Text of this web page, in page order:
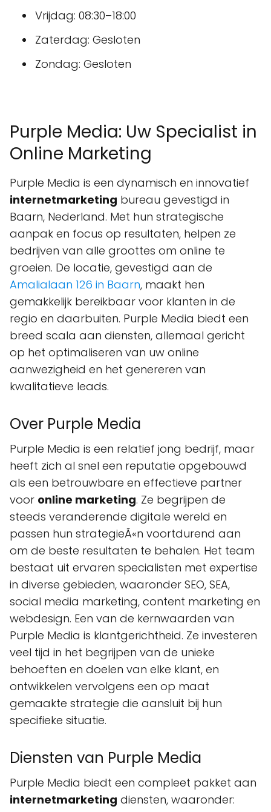
Vrijdag: 08:30–18:00
Zaterdag: Gesloten
Zondag: Gesloten
Purple Media: Uw Specialist in
Online Marketing
Purple Media is een dynamisch en innovatief
internetmarketing bureau gevestigd in
Baarn, Nederland. Met hun strategische
aanpak en focus op resultaten, helpen ze
bedrijven van alle groottes om online te
groeien. De locatie, gevestigd aan de
Amalialaan 126 in Baarn, maakt hen
gemakkelijk bereikbaar voor klanten in de
regio en daarbuiten. Purple Media biedt een
breed scala aan diensten, allemaal gericht
op het optimaliseren van uw online
aanwezigheid en het genereren van
kwalitatieve leads.
Over Purple Media
Purple Media is een relatief jong bedrijf, maar
heeft zich al snel een reputatie opgebouwd
als een betrouwbare en effectieve partner
voor online marketing. Ze begrijpen de
steeds veranderende digitale wereld en
passen hun strategieÃ«n voortdurend aan
om de beste resultaten te behalen. Het team
bestaat uit ervaren specialisten met expertise
in diverse gebieden, waaronder SEO, SEA,
social media marketing, content marketing en
webdesign. Een van de kernwaarden van
Purple Media is klantgerichtheid. Ze investeren
veel tijd in het begrijpen van de unieke
behoeften en doelen van elke klant, en
ontwikkelen vervolgens een op maat
gemaakte strategie die aansluit bij hun
specifieke situatie.
Diensten van Purple Media
Purple Media biedt een compleet pakket aan
internetmarketing diensten, waaronder: